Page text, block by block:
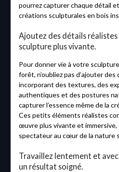
pourrez capturer chaque détail
créations sculpturales en bois
Ajoutez des détails
sculpture plus vivante.
Pour donner vie à votre sculpture
forêt, n’oubliez pas d’ajouter
incorporant des textures, des
authentiques et des postures
capturer l’essence même de la
Ces petits éléments réalistes
œuvre plus vivante et
spectateur au cœur de la nature
Travaillez lentement et
un résultat soigné.